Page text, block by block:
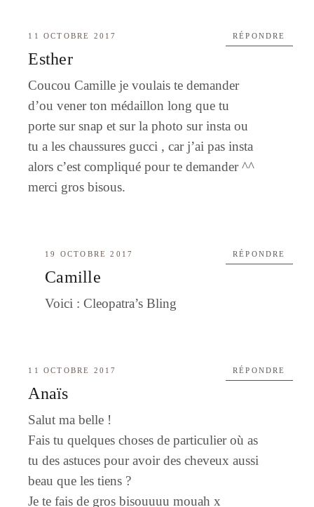
11 OCTOBRE 2017
Esther
Coucou Camille je voulais te demander
d’ou vener ton médaillon long que tu
porte sur snap et sur la photo sur insta ou
tu a les chaussures gucci , car j’ai pas insta
alors c’est compliqué pour te demander ^^
merci gros bisous.
RÉPONDRE
19 OCTOBRE 2017
Camille
Voici : Cleopatra’s Bling
RÉPONDRE
11 OCTOBRE 2017
Anaïs
Salut ma belle !
Fais tu quelques choses de particulier où as
tu des astuces pour avoir des cheveux aussi
beau que les tiens ?
Je te fais de gros bisouuuu mouah x
RÉPONDRE